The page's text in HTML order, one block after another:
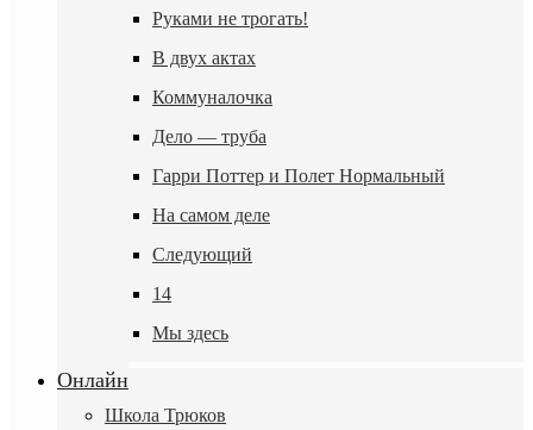
Руками не трогать!
В двух актах
Коммуналочка
Дело — труба
Гарри Поттер и Полет Нормальный
На самом деле
Следующий
14
Мы здесь
Онлайн
Школа Трюков